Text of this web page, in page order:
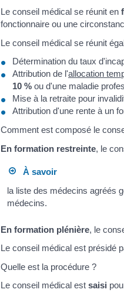
Le conseil médical se réunit en
fonctionnaire ou une
Le conseil médical se réunit
Détermination du taux
Attribution de l'allocation
10 % ou d'une maladie
Mise à la retraite pour
Attribution d'une rente à un
Comment est composé le
En formation restreinte, le
À savoir
la liste des médecins agréés
médecins.
En formation plénière, le
Le conseil médical est présidé
Quelle est la procédure ?
Le conseil médical est saisi